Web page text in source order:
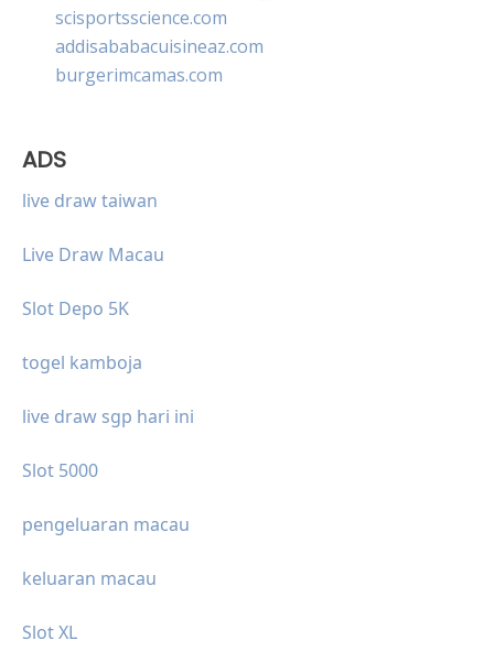
scisportsscience.com
addisababacuisineaz.com
burgerimcamas.com
ADS
live draw taiwan
Live Draw Macau
Slot Depo 5K
togel kamboja
live draw sgp hari ini
Slot 5000
pengeluaran macau
keluaran macau
Slot XL